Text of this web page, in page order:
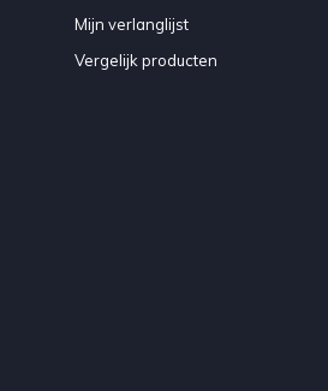
Mijn verlanglijst
Vergelijk producten